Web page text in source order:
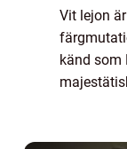
Vit lejon
känd som